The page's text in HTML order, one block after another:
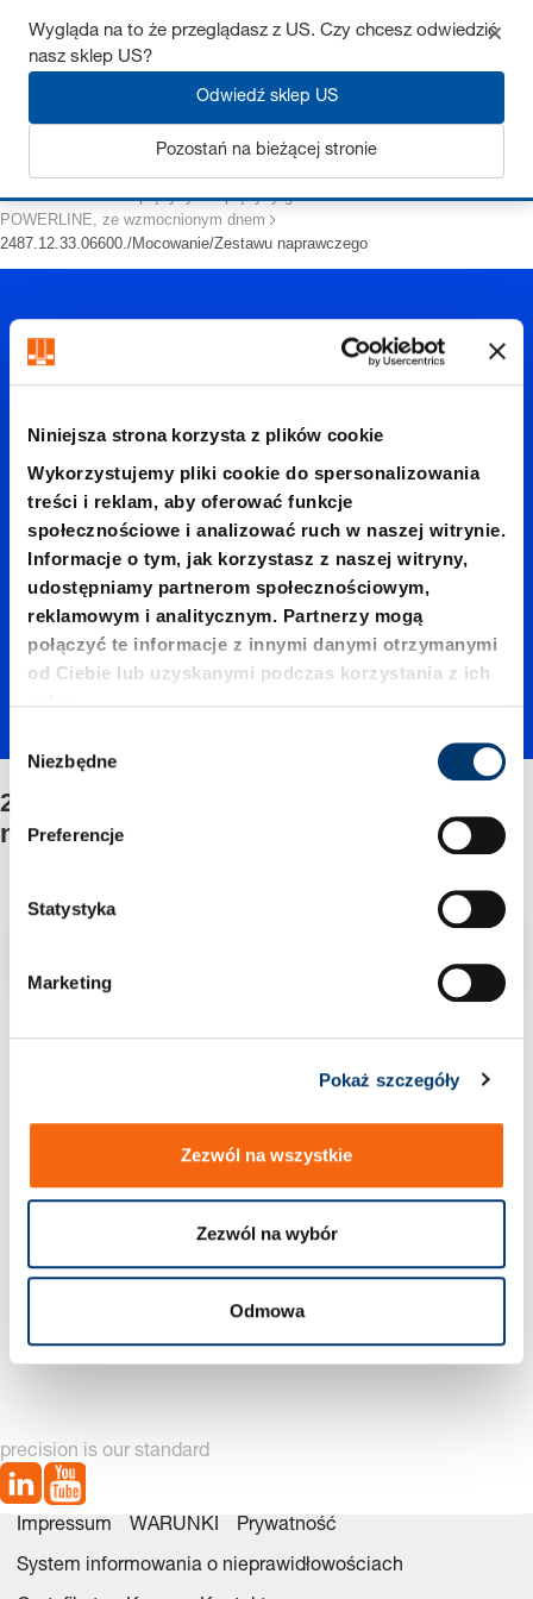
Niniejsza strona korzysta z plików cookie
Wykorzystujemy pliki cookie do spersonalizowania
treści i reklam, aby oferować funkcje
społecznościowe i analizować ruch w naszej witrynie.
Informacje o tym, jak korzystasz z naszej witryny,
udostępniamy partnerom społecznościowym,
reklamowym i analitycznym. Partnerzy mogą
połączyć te informacje z innymi danymi otrzymanymi
od Ciebie lub uzyskanymi podczas korzystania z ich
y
b
Niezbędne
Preferencje
Statystyka
Marketing
Pokaż szczegóły
Zezwól na wszystkie
Zezwól na wybór
Odmowa
Strona startowa Sprężyny
Sprężyny gazowe
POWERLINE, ze wzmocnionym dnem
2487.12.33.06600./Mocowanie/Zestawu naprawczego
2487.12.
33.0660
0./Moco
wanie/Z
estawu
napraw
2487.12.33.06600./Mocowanie/Zestawu
naprawczego
2487.12.33.06600. Sprężyna gazowa POWERLINE, ze
precision is our standard
Impressum WARUNKI Prywatność
System informowania o nieprawidłowościach
Wygląda na to że przeglądasz z US. Czy chcesz odwiedzić
nasz sklep US?
Odwiedź sklep US
Pozostań na bieżącej stronie